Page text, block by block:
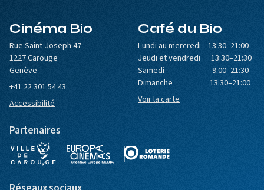
Cinéma Bio
Rue Saint-Joseph 47
1227 Carouge
Genève
+41 22 301 54 43
Accessibilité
Café du Bio
Lundi au mercredi 13:30–21:00
Jeudi et vendredi 13:30–21:30
Samedi 9:00–21:30
Dimanche 13:30–21:00
Voir la carte
Partenaires